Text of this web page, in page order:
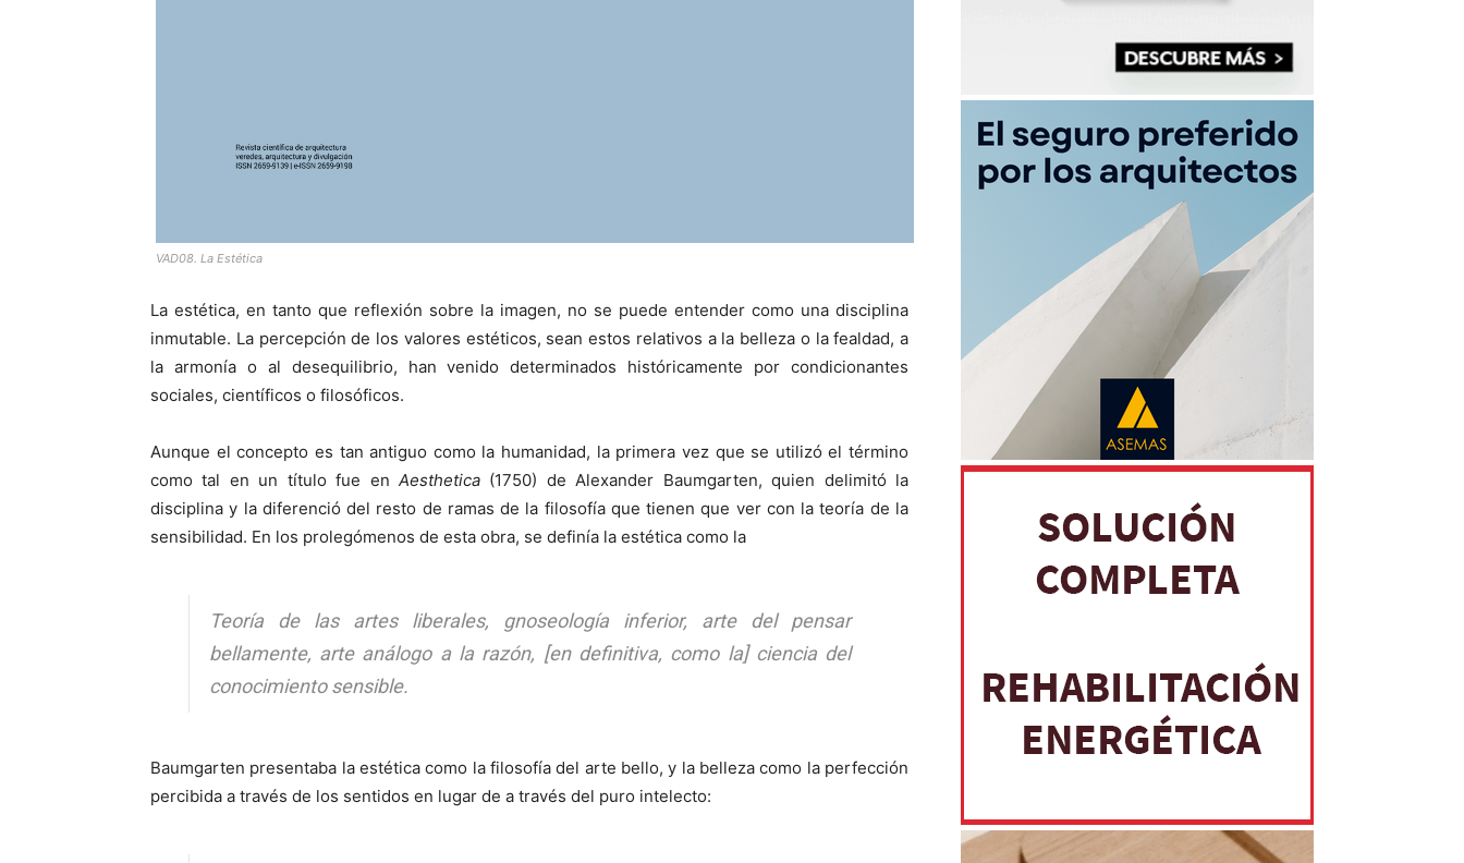
VAD08. La Estética
La estética, en tanto que reflexión sobre la imagen, no se puede entender como una disciplina
inmutable. La percepción de los valores estéticos, sean estos relativos a la belleza o la fealdad, a
la armonía o al desequilibrio, han venido determinados históricamente por condicionantes
sociales, científicos o filosóficos.
Aunque el concepto es tan antiguo como la humanidad, la primera vez que se utilizó el término
como tal en un título fue en Aesthetica (1750) de Alexander Baumgarten, quien delimitó la
disciplina y la diferenció del resto de ramas de la filosofía que tienen que ver con la teoría de la
sensibilidad. En los prolegómenos de esta obra, se definía la estética como la
Teoría de las artes liberales, gnoseología inferior, arte del pensar
bellamente, arte análogo a la razón, [en definitiva, como la] ciencia del
conocimiento sensible.
Baumgarten presentaba la estética como la filosofía del arte bello, y la belleza como la perfección
percibida a través de los sentidos en lugar de a través del puro intelecto: